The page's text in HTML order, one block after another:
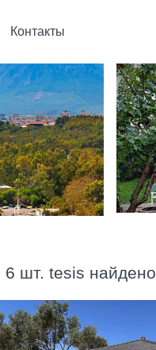
Контакты
6 шт. tesis найдено